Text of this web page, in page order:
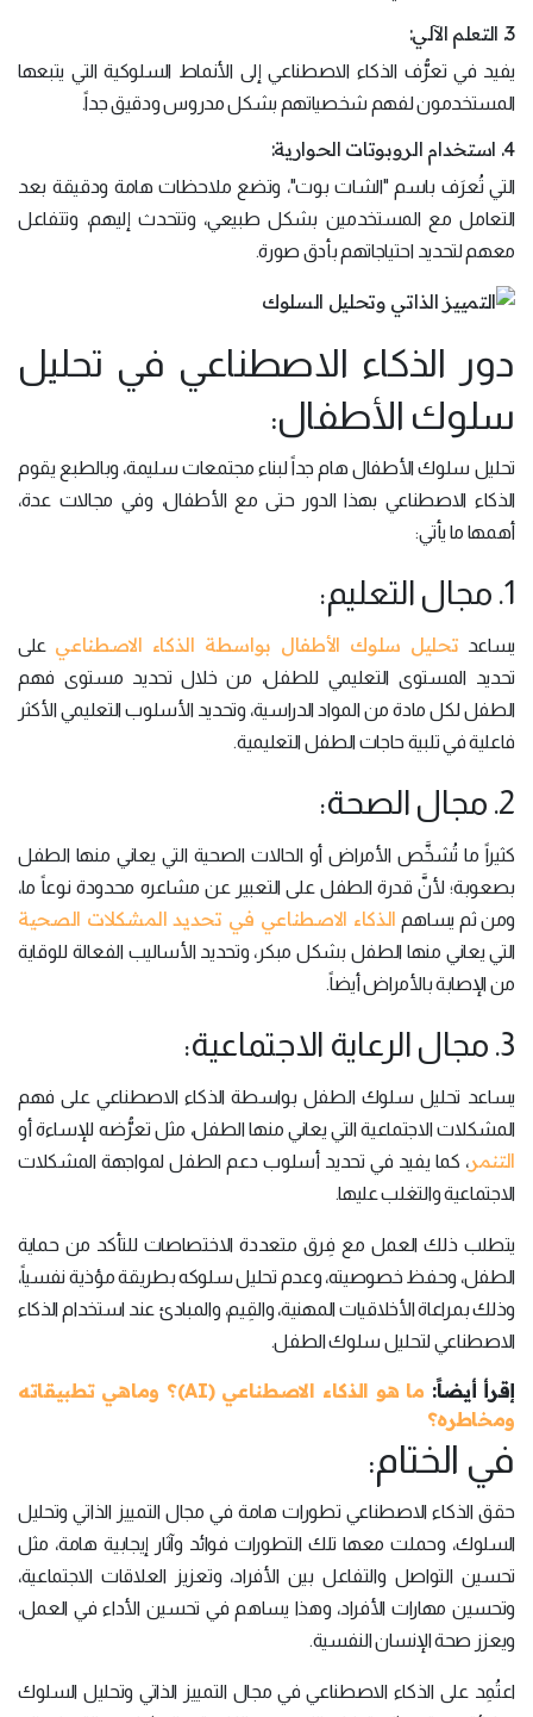
3. التعلم الآلي:
يفيد في تعرُّف الذكاء الاصطناعي إلى الأنماط السلوكية التي يتبعها
المستخدمون لفهم شخصياتهم بشكل مدروس ودقيق جداً.
4. استخدام الروبوتات الحوارية:
التي تُعرَف باسم "الشات بوت"، وتضع ملاحظات هامة ودقيقة بعد
التعامل مع المستخدمين بشكل طبيعي، وتتحدث إليهم، وتتفاعل
معهم لتحديد احتياجاتهم بأدق صورة.
دور الذكاء الاصطناعي في تحليل
سلوك الأطفال:
تحليل سلوك الأطفال هام جداً لبناء مجتمعات سليمة، وبالطبع يقوم
الذكاء الاصطناعي بهذا الدور حتى مع الأطفال، وفي مجالات عدة،
أهمها ما يأتي:
1. مجال التعليم:
يساعد تحليل سلوك الأطفال بواسطة الذكاء الاصطناعي على
تحديد المستوى التعليمي للطفل، من خلال تحديد مستوى فهم
الطفل لكل مادة من المواد الدراسية، وتحديد الأسلوب التعليمي الأكثر
فاعلية في تلبية حاجات الطفل التعليمية.
2. مجال الصحة:
كثيراً ما تُشخَّص الأمراض أو الحالات الصحية التي يعاني منها الطفل
بصعوبة؛ لأنَّ قدرة الطفل على التعبير عن مشاعره محدودة نوعاً ما،
ومن ثم يساهم الذكاء الاصطناعي في تحديد المشكلات الصحية
التي يعاني منها الطفل بشكل مبكر، وتحديد الأساليب الفعالة للوقاية
من الإصابة بالأمراض أيضاً.
3. مجال الرعاية الاجتماعية:
يساعد تحليل سلوك الطفل بواسطة الذكاء الاصطناعي على فهم
المشكلات الاجتماعية التي يعاني منها الطفل، مثل تعرُّضه للإساءة أو
التنمر، كما يفيد في تحديد أسلوب دعم الطفل لمواجهة المشكلات
الاجتماعية والتغلب عليها.
يتطلب ذلك العمل مع فِرق متعددة الاختصاصات للتأكد من حماية
الطفل، وحفظ خصوصيته، وعدم تحليل سلوكه بطريقة مؤذية نفسياً،
وذلك بمراعاة الأخلاقيات المهنية، والقِيم، والمبادئ عند استخدام الذكاء
الاصطناعي لتحليل سلوك الطفل.
إقرأ أيضاً:
ما هو الذكاء الاصطناعي (AI)؟ وماهي تطبيقاته
ومخاطره؟
في الختام:
حقق الذكاء الاصطناعي تطورات هامة في مجال التمييز الذاتي وتحليل
السلوك، وحملت معها تلك التطورات فوائد وآثار إيجابية هامة، مثل
تحسين التواصل والتفاعل بين الأفراد، وتعزيز العلاقات الاجتماعية،
وتحسين مهارات الأفراد، وهذا يساهم في تحسين الأداء في العمل،
ويعزز صحة الإنسان النفسية.
اعتُمِد على الذكاء الاصطناعي في مجال التمييز الذاتي وتحليل السلوك